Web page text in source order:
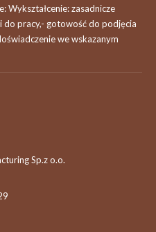
Wykształcenie: zasadnicze
do pracy,- gotowość do podjęcia
we wskazanym
Sp.z o.o.